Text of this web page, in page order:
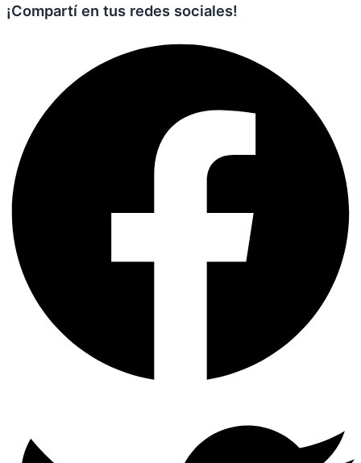
¡Compartí en tus redes sociales!